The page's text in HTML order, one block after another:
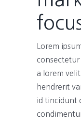
Lorem
consectetur
a lorem
hendrerit
id tincidunt